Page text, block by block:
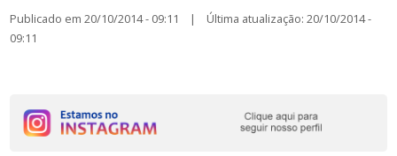
Publicado em 20/10/2014 - 09:11 | Última atualização: 20/10/2014 -
09:11